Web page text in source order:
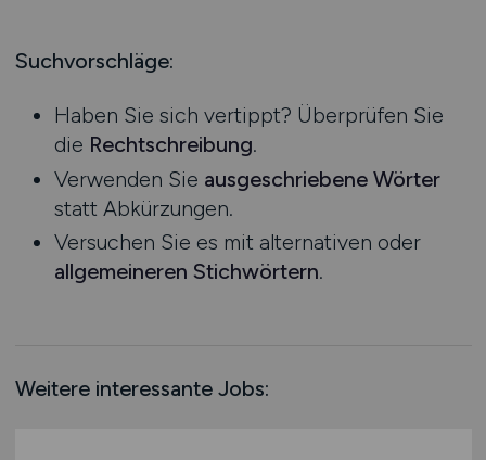
Schienen- / Straßen- / Luft- / Seefracht
Supply Chain Management
Vertrieb / Verkauf / Handel
Zoll / Behörden
Sonstige
Mecklenburg-Vorpommern
Nordrhein-Westfalen
Rheinland-Pfalz
Saarland
Sachsen
Sachsen-Anhalt
Schleswig-Holstein
Schweiz
Suchvorschläge:
Haben Sie sich vertippt? Überprüfen Sie
die Rechtschreibung.
Verwenden Sie ausgeschriebene Wörter
statt Abkürzungen.
Versuchen Sie es mit alternativen oder
allgemeineren Stichwörtern.
Weitere interessante Jobs: